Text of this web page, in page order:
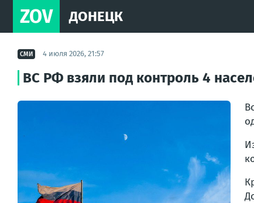
ZOV ДОНЕЦК
СМИ 4 июля 2026, 21:57
ВС РФ взяли под контроль 4